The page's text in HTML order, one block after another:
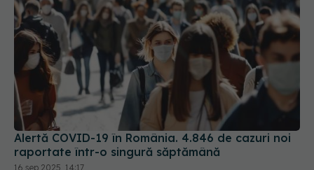
Alertă COVID-19 în România. 4.846 de cazuri noi
raportate într-o singură săptămână
16 sep 2025, 14:17